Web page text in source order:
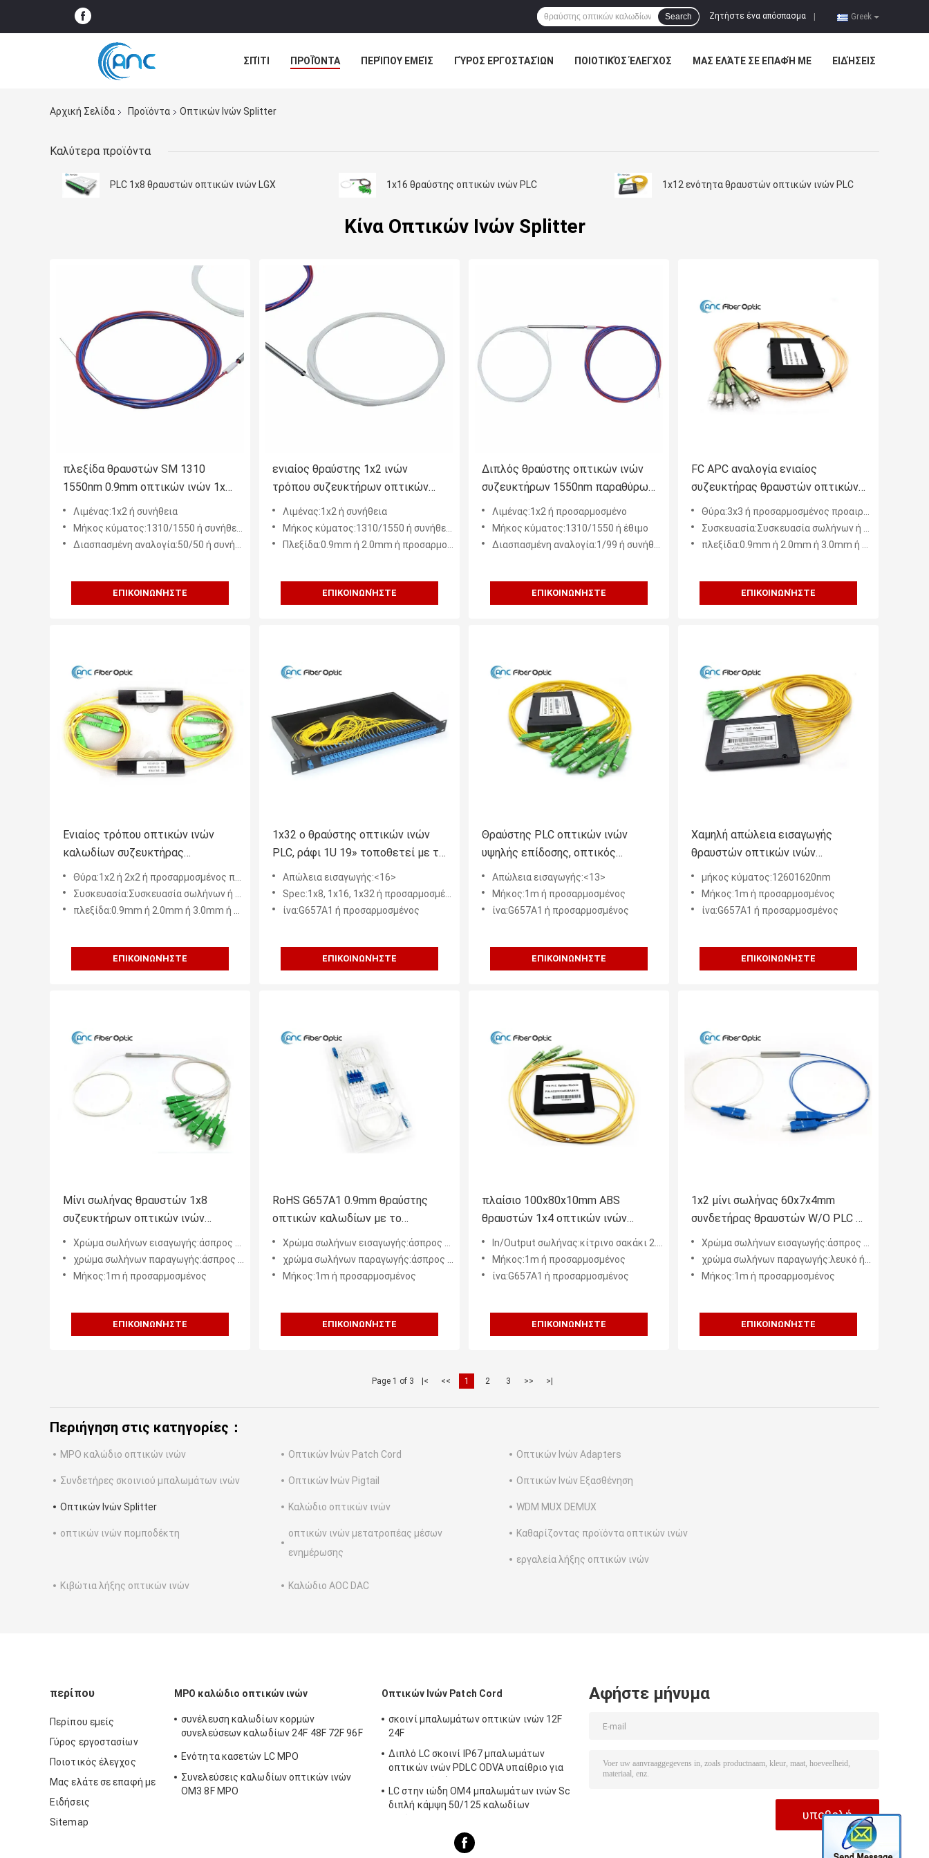
Greek
Ζητήστε ένα απόσπασμα
Search
ΣΠΊΤΙ ΠΡΟΪΌΝΤΑ ΠΕΡΊΠΟΥ ΕΜΕΊΣ ΓΎΡΟΣ ΕΡΓΟΣΤΑΣΊΩΝ ΠΟΙΟΤΙΚΌΣ ΈΛΕΓΧΟΣ ΜΑΣ ΕΛΆΤΕ ΣΕ ΕΠΑΦΉ ΜΕ ΕΙΔΉΣΕΙΣ
Αρχική Σελίδα
Προϊόντα Οπτικών Ινών Splitter
Καλύτερα προϊόντα
PLC 1x8 θραυστών οπτικών ινών LGX 1x16 θραύστης οπτικών ινών PLC 1x12 ενότητα θραυστών οπτικών ινών PLC
Κίνα Οπτικών Ινών Splitter
πλεξίδα θραυστών SM 1310
1550nm 0.9mm οπτικών ινών 1x2
FBT χωρίς συνδετήρα
Λιμένας:1x2 ή συνήθεια
Μήκος κύματος:1310/1550 ή συνήθεια
Διασπασμένη αναλογία:50/50 ή συνήθεια
ΕΠΙΚΟΙΝΩΝΉΣΤΕ
ενιαίος θραύστης 1x2 ινών
τρόπου συζευκτήρων οπτικών
ινών 1550nm FBT
Λιμένας:1x2 ή συνήθεια
Μήκος κύματος:1310/1550 ή συνήθεια
Πλεξίδα:0.9mm ή 2.0mm ή προσαρμοσμένος
ΕΠΙΚΟΙΝΩΝΉΣΤΕ
Διπλός θραύστης οπτικών ινών
συζευκτήρων 1550nm παραθύρων
Singlemode
Λιμένας:1x2 ή προσαρμοσμένο
Μήκος κύματος:1310/1550 ή έθιμο
Διασπασμένη αναλογία:1/99 ή συνήθεια
ΕΠΙΚΟΙΝΩΝΉΣΤΕ
FC APC αναλογία ενιαίος
συζευκτήρας θραυστών οπτικών
ινών ακόμη και οπτικής ίνας
τρόπου 3x3
Θύρα:3x3 ή προσαρμοσμένος προαιρετικός
Συσκευασία:Συσκευασία σωλήνων ή ABS χάλυβα προαιρετική
πλεξίδα:0.9mm ή 2.0mm ή 3.0mm ή προσαρμοσμένος
ΕΠΙΚΟΙΝΩΝΉΣΤΕ
Ενιαίος τρόπου οπτικών ινών
καλωδίων συζευκτήρας
παραθύρων θραυστών 1310nm
1550nm διπλός
Θύρα:1x2 ή 2x2 ή προσαρμοσμένος προαιρετικός
Συσκευασία:Συσκευασία σωλήνων ή ABS χάλυβα προαιρετική
πλεξίδα:0.9mm ή 2.0mm ή 3.0mm ή προσαρμοσμένος
ΕΠΙΚΟΙΝΩΝΉΣΤΕ
1x32 ο θραύστης οπτικών ινών
PLC, ράφι 1U 19» τοποθετεί με το
συνδετήρα 2.0mm SCPC
Απώλεια εισαγωγής:<16>
Spec:1x8, 1x16, 1x32 ή προσαρμοσμένος
ίνα:G657A1 ή προσαρμοσμένος
ΕΠΙΚΟΙΝΩΝΉΣΤΕ
Θραύστης PLC οπτικών ινών
υψηλής επίδοσης, οπτικός
θραύστης καλωδίων 2.0mm
SCAPC
Απώλεια εισαγωγής:<13>
Μήκος:1m ή προσαρμοσμένος
ίνα:G657A1 ή προσαρμοσμένος
ΕΠΙΚΟΙΝΩΝΉΣΤΕ
Χαμηλή απώλεια εισαγωγής
θραυστών οπτικών ινών
συστημάτων FTTX με το
συνδετήρα 2.0mm SCAPC
μήκος κύματος:12601620nm
Μήκος:1m ή προσαρμοσμένος
ίνα:G657A1 ή προσαρμοσμένος
ΕΠΙΚΟΙΝΩΝΉΣΤΕ
Μίνι σωλήνας θραυστών 1x8
συζευκτήρων οπτικών ινών
δικτύων PON που χρωματίζεται ή
λευκό
Χρώμα σωλήνων εισαγωγής:άσπρος ή προσαρμοσμένος
χρώμα σωλήνων παραγωγής:άσπρος ή προσαρμοσμένος
Μήκος:1m ή προσαρμοσμένος
ΕΠΙΚΟΙΝΩΝΉΣΤΕ
RoHS G657A1 0.9mm θραύστης
οπτικών καλωδίων με το
συνδετήρα Sc SCAPC FCAPC
Χρώμα σωλήνων εισαγωγής:άσπρος ή προσαρμοσμένος
χρώμα σωλήνων παραγωγής:άσπρος ή προσαρμοσμένος
Μήκος:1m ή προσαρμοσμένος
ΕΠΙΚΟΙΝΩΝΉΣΤΕ
πλαίσιο 100x80x10mm ABS
θραυστών 1x4 οπτικών ινών
2.0mm SCAPC για τον εξοπλισμό
δοκιμής
In/Output σωλήνας:κίτρινο σακάκι 2.0mm
Μήκος:1m ή προσαρμοσμένος
ίνα:G657A1 ή προσαρμοσμένος
ΕΠΙΚΟΙΝΩΝΉΣΤΕ
1x2 μίνι σωλήνας 60x7x4mm
συνδετήρας θραυστών W/O PLC ή
με το συνδετήρα Sc LC FC
Χρώμα σωλήνων εισαγωγής:άσπρος ή προσαρμοσμένος
χρώμα σωλήνων παραγωγής:λευκό ή blue+orange ή προσαρμοσμένος
Μήκος:1m ή προσαρμοσμένος
ΕΠΙΚΟΙΝΩΝΉΣΤΕ
Page 1 of 3 |< << 1 2 3 >> >|
Περιήγηση στις κατηγορίες：
MPO καλώδιο οπτικών ινών Οπτικών Ινών Patch Cord Οπτικών Ινών Adapters
Συνδετήρες σκοινιού μπαλωμάτων ινών Οπτικών Ινών Pigtail Οπτικών Ινών Εξασθένηση
Οπτικών Ινών Splitter Καλώδιο οπτικών ινών WDM MUX DEMUX
οπτικών ινών πομποδέκτη
οπτικών ινών μετατροπέας μέσων
ενημέρωσης
Καθαρίζοντας προϊόντα οπτικών ινών
εργαλεία λήξης οπτικών ινών
Κιβώτια λήξης οπτικών ινών Καλώδιο AOC DAC
περίπου
Περίπου εμείς
Γύρος εργοστασίων
Ποιοτικός έλεγχος
Μας ελάτε σε επαφή με
Ειδήσεις
Sitemap
MPO καλώδιο οπτικών ινών
συνέλευση καλωδίων κορμών
συνελεύσεων καλωδίων 24F 48F 72F 96F
Ενότητα κασετών LC MPO
Συνελεύσεις καλωδίων οπτικών ινών
OM3 8F MPO
Οπτικών Ινών Patch Cord
σκοινί μπαλωμάτων οπτικών ινών 12F
24F
Διπλό LC σκοινί IP67 μπαλωμάτων
οπτικών ινών PDLC ODVA υπαίθριο για
LC στην ιώδη OM4 μπαλωμάτων ινών Sc
διπλή κάμψη 50/125 καλωδίων
Αφήστε μήνυμα